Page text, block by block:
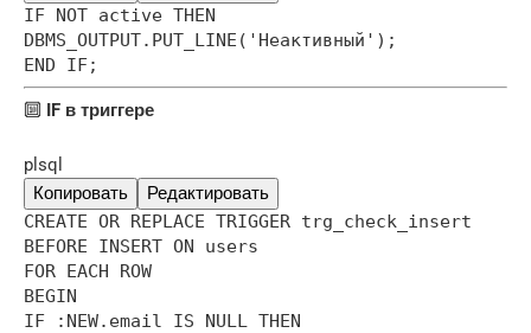
IF NOT active THEN
DBMS_OUTPUT.PUT_LINE('Неактивный');
END IF;
🔟 IF в триггере
plsql
Копировать
Редактировать
CREATE OR REPLACE TRIGGER trg_check_insert
BEFORE INSERT ON users
FOR EACH ROW
BEGIN
IF :NEW.email IS NULL THEN